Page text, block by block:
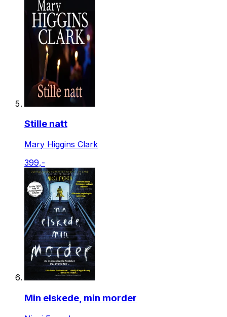
Stille natt
Mary Higgins Clark
399,-
Min elskede, min morder